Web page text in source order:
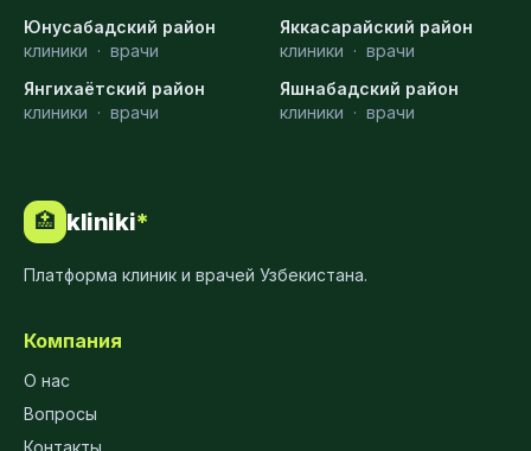
Юнусабадский район
клиники · врачи
Яккасарайский район
клиники · врачи
Янгихаётский район
клиники · врачи
Яшнабадский район
клиники · врачи
🏥 kliniki*
Платформа клиник и врачей Узбекистана.
Компания
О нас
Вопросы
Контакты